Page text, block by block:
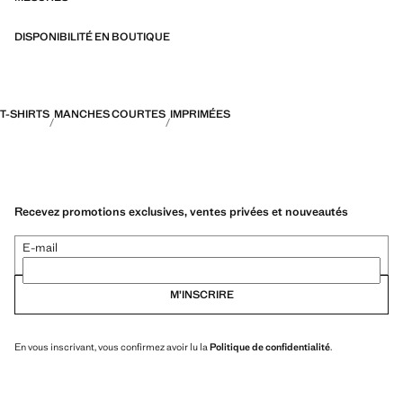
DISPONIBILITÉ EN BOUTIQUE
T-SHIRTS MANCHES COURTES IMPRIMÉES
Recevez promotions exclusives, ventes privées et nouveautés
E-mail
M’INSCRIRE
En vous inscrivant, vous confirmez avoir lu la Politique de confidentialité.